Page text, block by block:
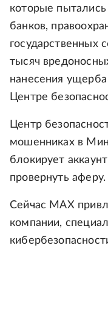
которые пытались
банков,
государственных
тысяч
нанесения
Центре
Центр
мошенниках в
блокирует
провернуть аферу.
Сейчас МАХ
компании,